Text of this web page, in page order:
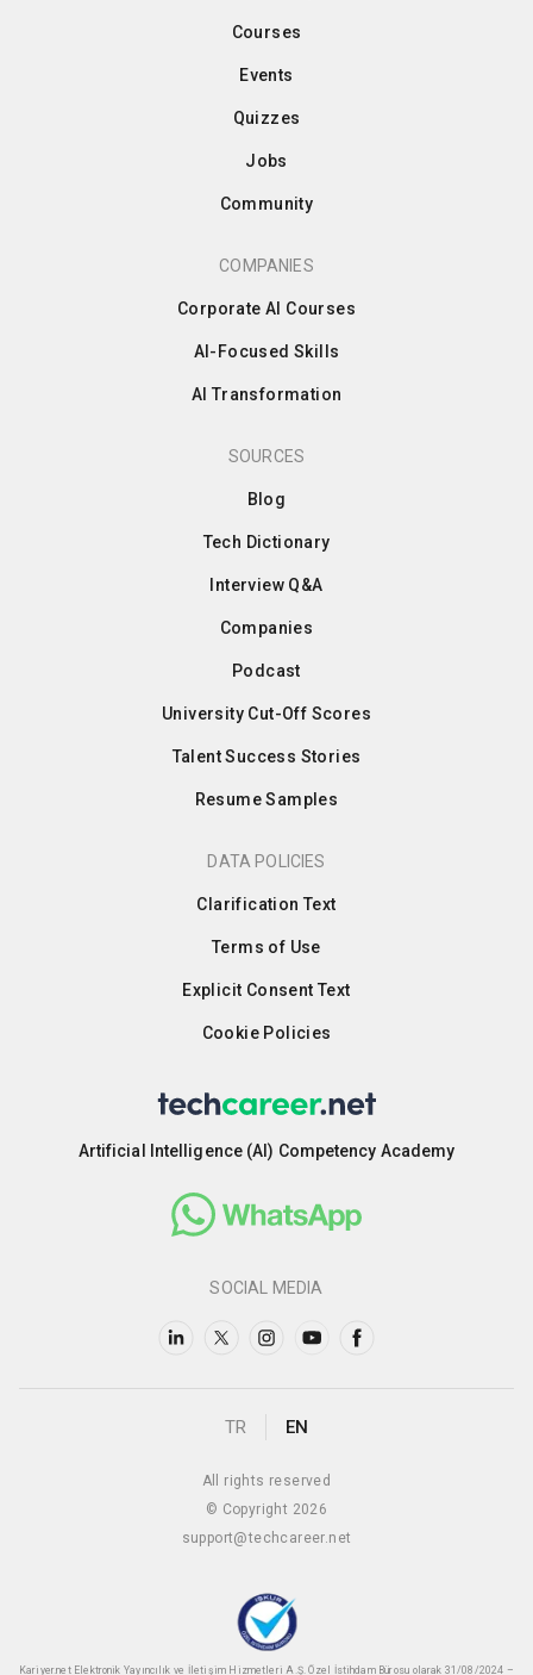
Courses
Events
Quizzes
Jobs
Community
COMPANIES
Corporate AI Courses
AI-Focused Skills
AI Transformation
SOURCES
Blog
Tech Dictionary
Interview Q&A
Companies
Podcast
University Cut-Off Scores
Talent Success Stories
Resume Samples
DATA POLICIES
Clarification Text
Terms of Use
Explicit Consent Text
Cookie Policies
Artificial Intelligence (AI) Competency Academy
SOCIAL MEDIA
TR EN
All rights reserved
© Copyright 2026
support@techcareer.net
Kariyer.net Elektronik Yayıncılık ve İletişim Hizmetleri A.Ş. Özel İstihdam Bürosu olarak 31/08/2024 –